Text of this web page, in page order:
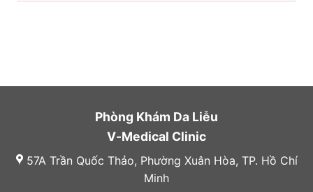
Phòng Khám Da Liễu
V-Medical Clinic
57A Trần Quốc Thảo, Phường Xuân Hòa, TP. Hồ Chí
Minh